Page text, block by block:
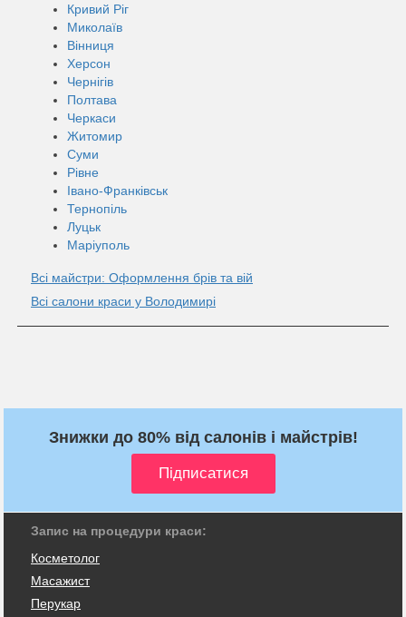
Кривий Ріг
Миколаїв
Вінниця
Херсон
Чернігів
Полтава
Черкаси
Житомир
Суми
Рівне
Івано-Франківськ
Тернопіль
Луцьк
Маріуполь
Всі майстри: Оформлення брів та вій
Всі салони краси у Володимирі
Знижки до 80% від салонів і майстрів!
Запис на процедури краси:
Косметолог
Масажист
Перукар